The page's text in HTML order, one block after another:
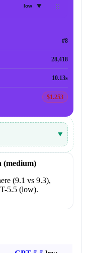
low ▾
#8
28,418
10.13s
$1.253
▾
(medium)
(9.1 vs 9.3),
5.5 (low).